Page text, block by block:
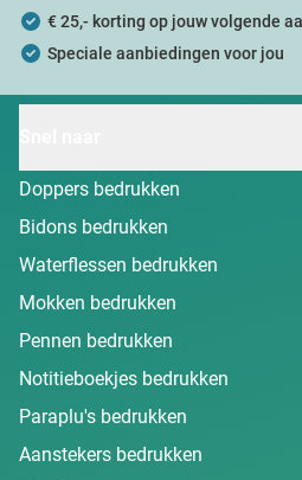
€ 25,- korting op jouw volgende
Speciale aanbiedingen voor jou
Doppers bedrukken
Bidons bedrukken
Waterflessen bedrukken
Mokken bedrukken
Pennen bedrukken
Notitieboekjes bedrukken
Paraplu's bedrukken
Aanstekers bedrukken